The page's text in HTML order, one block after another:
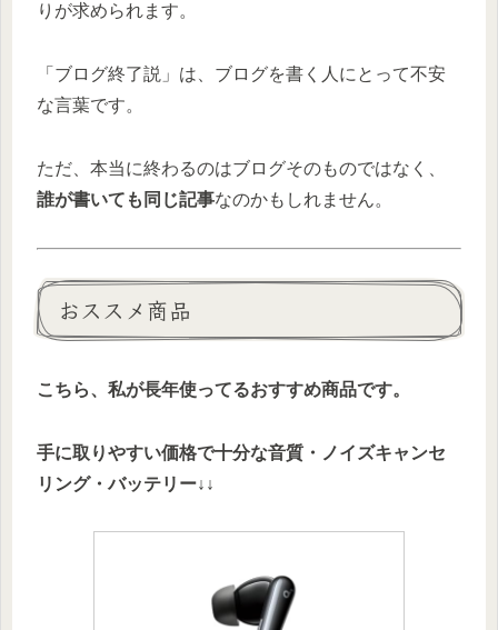
りが求められます。
「ブログ終了説」は、ブログを書く人にとって不安
な言葉です。
ただ、本当に終わるのはブログそのものではなく、
誰が書いても同じ記事なのかもしれません。
おススメ商品
こちら、私が長年使ってるおすすめ商品です。
手に取りやすい価格で十分な音質・ノイズキャンセ
リング・バッテリー↓↓